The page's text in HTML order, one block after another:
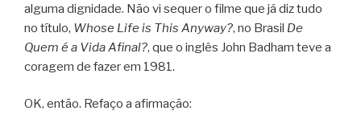
alguma dignidade. Não vi sequer o filme que já diz tudo
no título, Whose Life is This Anyway?, no Brasil De
Quem é a Vida Afinal?, que o inglês John Badham teve a
coragem de fazer em 1981.
OK, então. Refaço a afirmação: